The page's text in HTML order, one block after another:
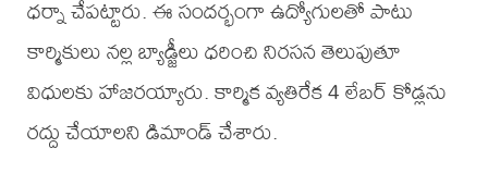
ధర్నా చేపట్టారు. ఈ సందర్భంగా ఉద్యోగులతో పాటు
కార్మికులు నల్ల బ్యాడ్జీలు ధరించి నిరసన తెలుపుతూ
విధులకు హాజరయ్యారు. కార్మిక వ్యతిరేక 4 లేబర్ కోడ్లను
రద్దు చేయాలని డిమాండ్ చేశారు.